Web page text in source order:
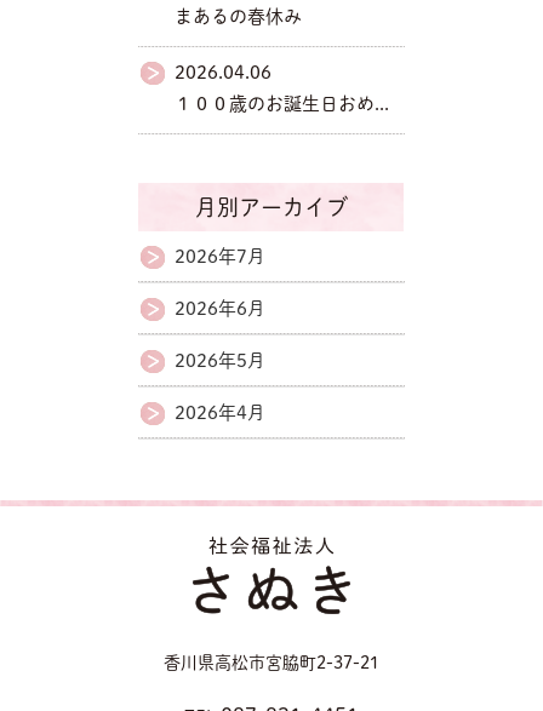
まあるの春休み
2026.04.06
１００歳のお誕生日おめ...
月別アーカイブ
2026年7月
2026年6月
2026年5月
2026年4月
香川県高松市宮脇町2-37-21